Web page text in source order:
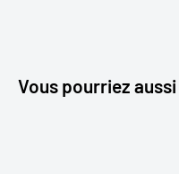
Vous pourriez